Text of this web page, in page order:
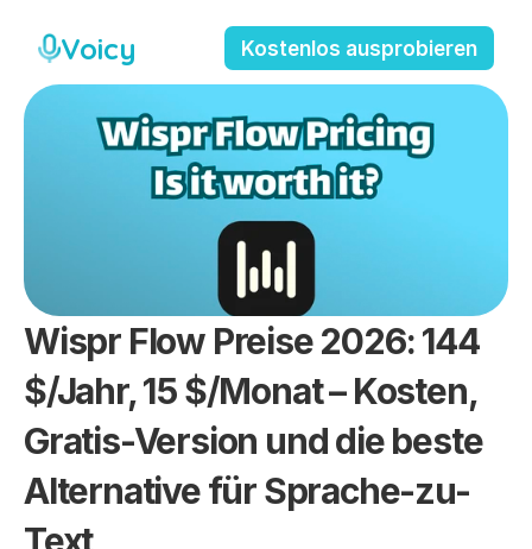
Voicy Kostenlos ausprobieren
Wispr Flow Preise 2026: 144
$/Jahr, 15 $/Monat – Kosten,
Gratis-Version und die beste
Alternative für Sprache-zu-